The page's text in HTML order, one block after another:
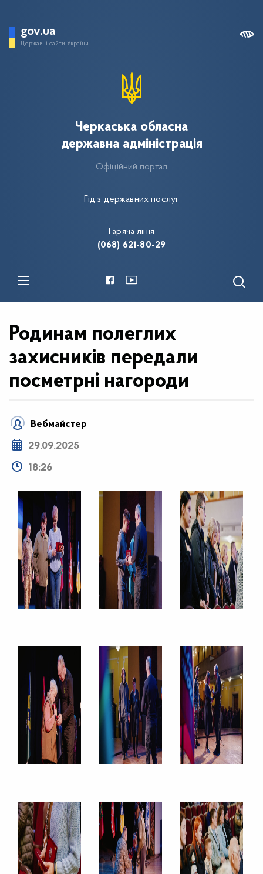
gov.ua
Державні сайти України
Гід з державних послуг
Черкаська обласна
державна адміністрація
Офіційний портал
Гаряча лінія
(068) 621-80-29
Родинам полеглих
захисників передали
посметрні нагороди
Вебмайстер
29.09.2025
18:26